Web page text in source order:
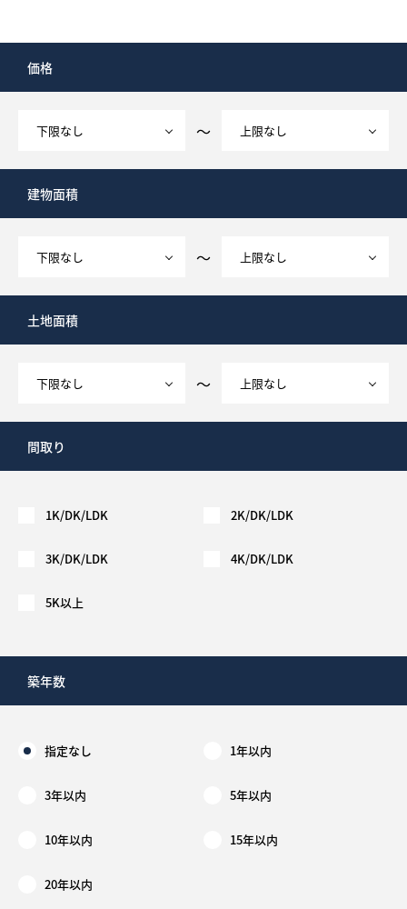
価格
～
建物面積
～
土地面積
～
間取り
1K/DK/LDK 2K/DK/LDK
3K/DK/LDK 4K/DK/LDK
5K以上
築年数
指定なし 1年以内
3年以内 5年以内
10年以内 15年以内
20年以内